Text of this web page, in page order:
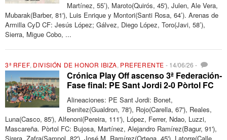
Martínez, 55’), Maroto(Quirós, 45'), Julen, Ale Vera,
Mubarak(Barber, 81'), Luis Enrique y Montori(Santi Rosa, 64’). Arenas de
Armilla CyD CF: Jesús López; Gálvez, Diego López, Toro(Javi, 58’),
Sierra, Migue Cobo, ...
3ª RFEF, DIVISIÓN DE HONOR IBIZA, PREFERENTE - 14/06/26 -
Crónica Play Off ascenso 3ª Federación-
Fase final: PE Sant Jordi 2-0 Pòrtol FC
Alineaciones: PE Sant Jordi: Bonet,
Benitez(Gualdron, 78'), Rojo(Carella, 67'), Reales,
Luna(Casco, 85'), Alfenoni(Pereira, 111'), López, Ferrer, Ndao, Luzzi,
Mascareña. Pòrtol FC: Bujosa, Martínez, Alejandro Ramírez(Bagur, 91'),